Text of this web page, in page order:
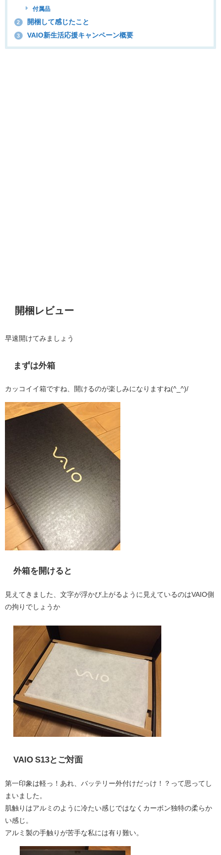
付属品
2 開梱して感じたこと
3 VAIO新生活応援キャンペーン概要
開梱レビュー
早速開けてみましょう
まずは外箱
カッコイイ箱ですね、開けるのが楽しみになりますね(^_^)/
外箱を開けると
見えてきました、文字が浮かび上がるように見えているのはVAIO側
の拘りでしょうか
VAIO S13とご対面
第一印象は軽っ！あれ、バッテリー外付けだっけ！？って思ってし
まいました。
肌触りはアルミのように冷たい感じではなくカーボン独特の柔らか
い感じ。
アルミ製の手触りが苦手な私には有り難い。